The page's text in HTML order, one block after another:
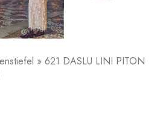
» 621 DASLU LINI PITON